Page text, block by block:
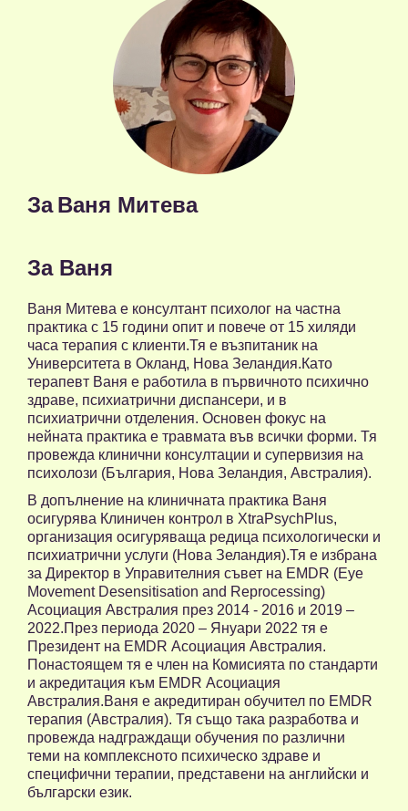
За Ваня Митева
За Ваня
Ваня Митева е консултант психолог на частна
практика с 15 години опит и повече от 15 хиляди
часа терапия с клиенти.Тя е възпитаник на
Университета в Окланд, Нова Зеландия.Като
терапевт Ваня е работила в първичното психично
здраве, психиатрични диспансери, и в
психиатрични отделения. Основен фокус на
нейната практика е травмата във всички форми. Тя
провежда клинични консултации и супервизия на
психолози (България, Нова Зеландия, Австралия).
В допълнение на клиничната практика Ваня
осигурява Клиничен контрол в XtraPsychPlus,
организация осигуряваща редица психологически и
психиатрични услуги (Нова Зеландия).Тя е избрана
за Директор в Управителния съвет на EMDR (Eye
Movement Desensitisation and Reprocessing)
Асоциация Австралия през 2014 - 2016 и 2019 –
2022.През периода 2020 – Януари 2022 тя е
Президент на EMDR Асоциация Австралия.
Понастоящем тя е член на Комисията по стандарти
и акредитация към EMDR Асоциация
Австралия.Ваня е акредитиран обучител по EMDR
терапия (Австралия). Тя също така разработва и
провежда надграждащи обучения по различни
теми на комплексното психическо здраве и
специфични терапии, представени на английски и
български език.